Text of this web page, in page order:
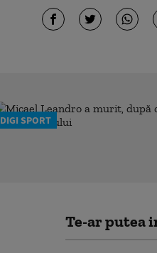
DIGI SPORT
Te-ar putea